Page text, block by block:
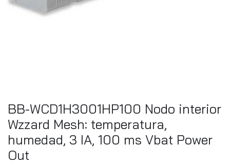
BB-WCD1H3001HP100 Nodo interior
Wzzard Mesh: temperatura,
humedad, 3 IA, 100 ms Vbat Power
Out